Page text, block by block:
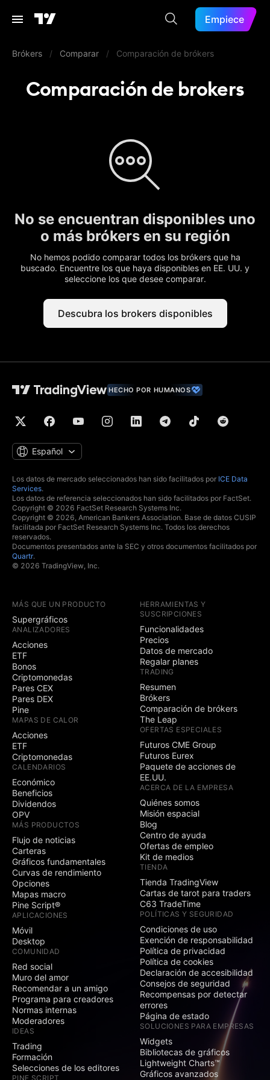
Empiece
Brókers / Comparar / Comparación de brókers
Comparación de brokers
No se encuentran disponibles uno
o más brókers en su región
No hemos podido comparar todos los brókers que ha
buscado. Encuentre los que haya disponibles en EE. UU. y
seleccione los que desee comparar.
Descubra los brokers disponibles
HECHO POR HUMANOS
Español
Los datos de mercado seleccionados han sido facilitados por ICE Data
Services.
Los datos de referencia seleccionados han sido facilitados por FactSet.
Copyright © 2026 FactSet Research Systems Inc.
Copyright © 2026, American Bankers Association. Base de datos CUSIP
facilitada por FactSet Research Systems Inc. Todos los derechos
reservados.
Documentos presentados ante la SEC y otros documentos facilitados por
Quartr.
© 2026 TradingView, Inc.
MÁS QUE UN PRODUCTO
Supergráficos
ANALIZADORES
Acciones
ETF
Bonos
Criptomonedas
Pares CEX
Pares DEX
Pine
MAPAS DE CALOR
Acciones
ETF
Criptomonedas
CALENDARIOS
Económico
Beneficios
Dividendos
OPV
MÁS PRODUCTOS
Flujo de noticias
Carteras
Gráficos fundamentales
Curvas de rendimiento
Opciones
Mapas macro
Pine Script®
APLICACIONES
Móvil
Desktop
COMUNIDAD
Red social
Muro del amor
Recomendar a un amigo
Programa para creadores
Normas internas
Moderadores
IDEAS
Trading
Formación
Selecciones de los editores
PINE SCRIPT
HERRAMIENTAS Y
SUSCRIPCIONES
Funcionalidades
Precios
Datos de mercado
Regalar planes
TRADING
Resumen
Brókers
Comparación de brókers
The Leap
OFERTAS ESPECIALES
Futuros CME Group
Futuros Eurex
Paquete de acciones de
EE.UU.
ACERCA DE LA EMPRESA
Quiénes somos
Misión espacial
Blog
Centro de ayuda
Ofertas de empleo
Kit de medios
TIENDA
Tienda TradingView
Cartas de tarot para traders
C63 TradeTime
POLÍTICAS Y SEGURIDAD
Condiciones de uso
Exención de responsabilidad
Política de privacidad
Política de cookies
Declaración de accesibilidad
Consejos de seguridad
Recompensas por detectar
errores
Página de estado
SOLUCIONES PARA EMPRESAS
Widgets
Bibliotecas de gráficos
Lightweight Charts™
Gráficos avanzados